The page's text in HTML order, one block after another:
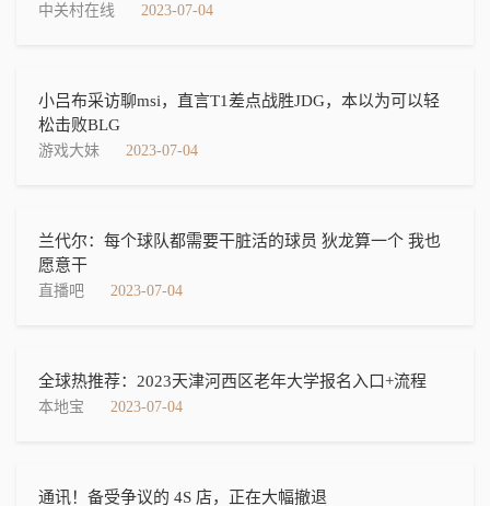
中关村在线 2023-07-04
小吕布采访聊msi，直言T1差点战胜JDG，本以为可以轻
松击败BLG
游戏大妹 2023-07-04
兰代尔：每个球队都需要干脏活的球员 狄龙算一个 我也
愿意干
直播吧 2023-07-04
全球热推荐：2023天津河西区老年大学报名入口+流程
本地宝 2023-07-04
通讯！备受争议的 4S 店，正在大幅撤退